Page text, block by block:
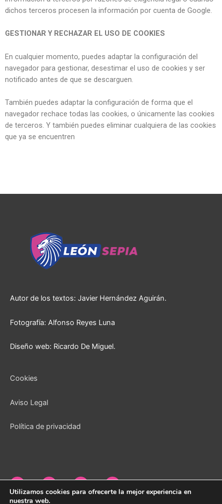
dichos terceros procesen la información por cuenta de Google.
GESTIONAR Y RECHAZAR EL USO DE COOKIES
En cualquier momento, puedes adaptar la configuración del
navegador para gestionar, desestimar el uso de cookies y ser
notificado antes de que se descarguen.
También puedes adaptar la configuración de forma que el
navegador rechace todas las cookies, o únicamente las cookies
de terceros. Y también puedes eliminar cualquiera de las cookies
que ya se encuentren
Autor de los textos: Javier Hernández Aguirán.
Fotografía: Alfonso Reyes Luna
Diseño web: Ricardo De Miguel.
Cookies
Aviso Legal
Política de privacidad
Utilizamos cookies para ofrecerte la mejor experiencia en
nuestra web.